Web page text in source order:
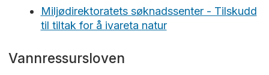
Miljødirektoratets søknadssenter - Tilskudd
til tiltak for å ivareta natur
Vannressursloven